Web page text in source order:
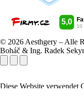
© 2026 Aesthgery – Alle
Boháč & Ing. Radek
Diese Website verwendet